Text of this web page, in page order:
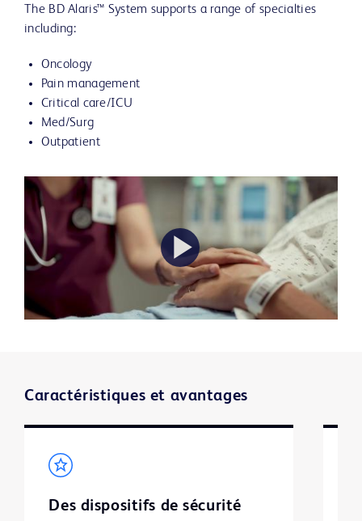
The BD Alaris™ System supports a range of specialties
including:
Oncology
Pain management
Critical care/ICU
Med/Surg
Outpatient
Play
Caractéristiques et avantages
Des dispositifs de sécurité